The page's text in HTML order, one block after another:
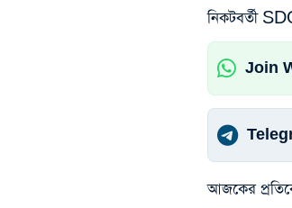
নিকটবর্তী
Join
আজকের